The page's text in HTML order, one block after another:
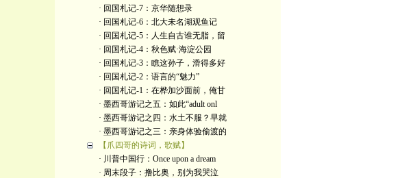
· 回国札记-7：京华随想录
· 回国札记-6：北大未名湖观鱼记
· 回国札记-5：人生自古谁无脂，留
· 回国札记-4：秋色赋·海淀公园
· 回国札记-3：瞧这孙子，滑得多好
· 回国札记-2：语言的“魅力”
· 回国札记-1：在桦加沙面前，俺甘
· 墨西哥游记之五：如此“adult onl
· 墨西哥游记之四：水土不服？早就
· 墨西哥游记之三：亲身体验偷渡的
【爪四哥的诗词，歌赋】
· 川普中国行：Once upon a dream
· 周末段子：撸比奥，别为我哭泣